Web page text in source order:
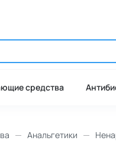
средства
Анальгетики